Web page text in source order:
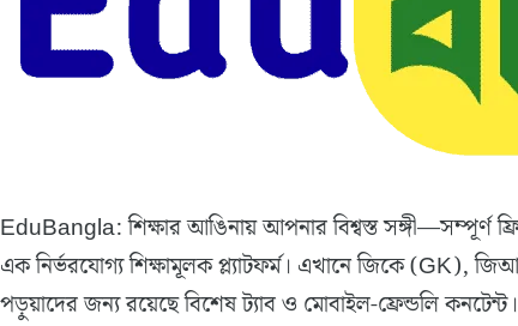
EduBangla: শিক্ষার আঙিনায় আপনার বিশ্বস্ত সঙ্গী—সম্পূর্ণ
এক নির্ভরযোগ্য শিক্ষামূলক প্ল্যাটফর্ম। এখানে জিকে (GK),
পড়ুয়াদের জন্য রয়েছে বিশেষ ট্যাব ও মোবাইল-ফ্রেন্ডলি